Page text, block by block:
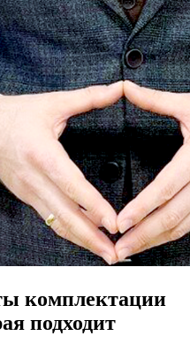
комплектации
подходит